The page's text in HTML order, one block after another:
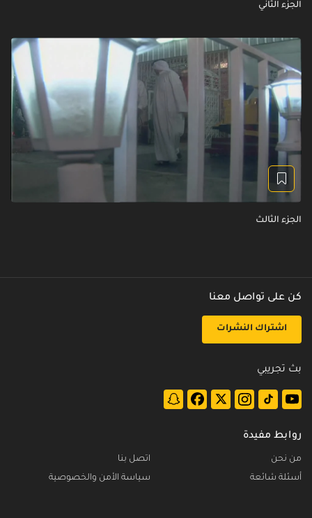
الجزء الثاني
الجزء الثالث
كن على تواصل معنا
اشتراك النشرات
بث تجريبي
روابط مفيدة
من نحن
أسئلة شائعة
اتصل بنا
سياسة الأمن والخصوصية